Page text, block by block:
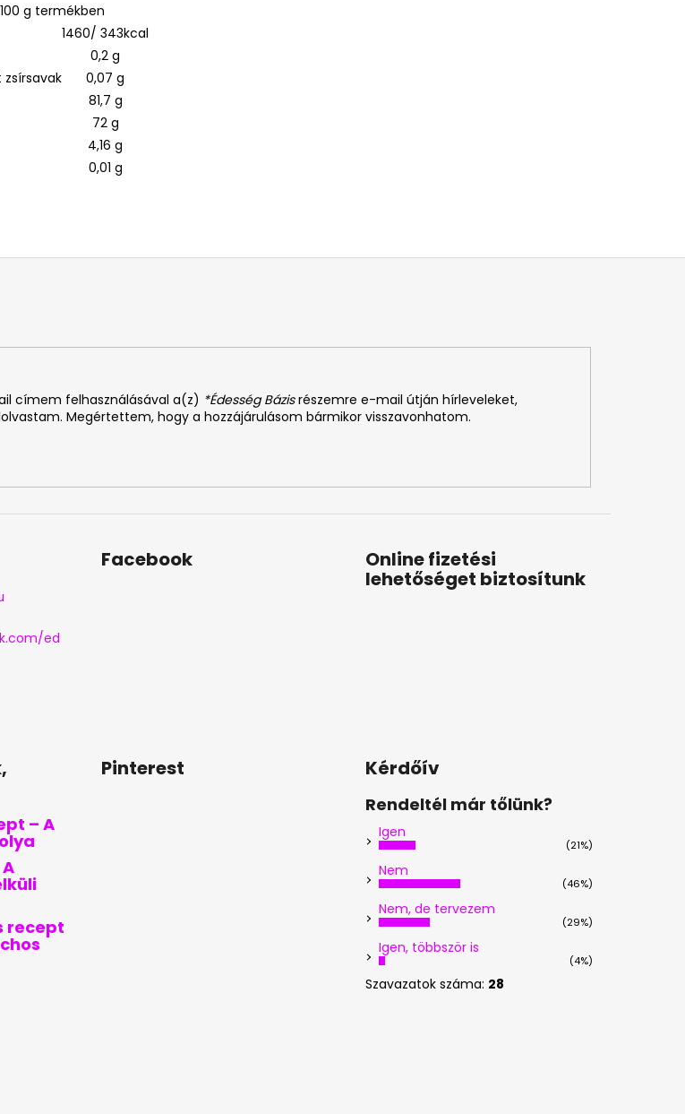
g termékben
1460/ 343kcal
0,2 g
0,07 g
81,7 g
72 g
4,16 g
0,01 g
címem felhasználásával a(z) *Édesség Bázisrészemre e-mail útján hírleveleket,
Megértettem, hogy a hozzájárulásom bármikor visszavonhatom.
ed
Facebook Online fizetési
lehetőséget biztosítunk
– A
recept
Pinterest Kérdőív
Rendeltél már tőlünk?
Igen
(21%)
Nem
(46%)
Nem, de tervezem
(29%)
Igen, többször is
(4%)
Szavazatok száma: 28